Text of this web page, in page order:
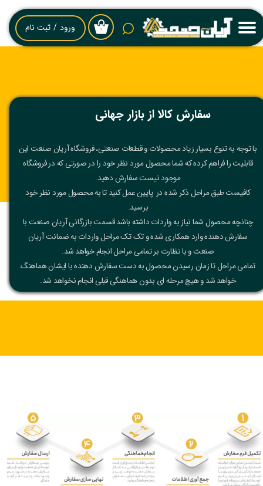
۰ ورود / ثبت نام
حساب کاربری من
خروج از حساب کاربریسفارش کالا از بازار جهانی
با توجه به تنوع بسیار زیاد محصولات و قطعات صنعتی، فروشگاه آریان صنعت این
قابلیت را فراهم کرده که شما محصول مورد نظر خود را در صورتی که در فروشگاه
موجود نیست سفارش دهید.
کافیست طبق مراحل ذکر شده در پایین عمل کنید تا به محصول مورد نظر خود
برسید.
چنانچه محصول شما نیاز به واردات داشته باشد قسمت بازرگانی آریان صنعت با
سفارش دهنده وارد همکاری شده و تک تک مراحل واردات به ضمانت آریان
صنعت و با نظارت بر تمامی مراحل انجام خواهد شد.
تمامی مراحل تا زمان رسیدن محصول به دست سفارش دهنده با ایشان هماهنگ
خواهد شد و هیچ مرحله ای بدون هماهنگی قبلی انجام نخواهد شد.